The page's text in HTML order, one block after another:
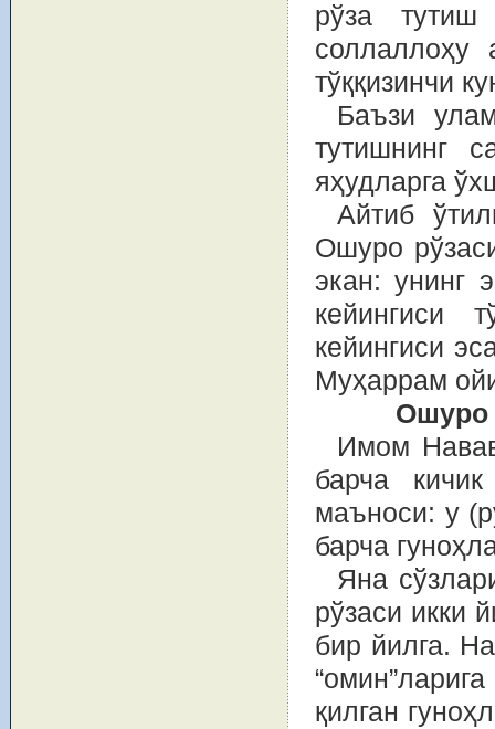
рўза тутиш
соллаллоҳу
тўққизинчи
Баъзи
тутишнинг
яҳудларга
Айтиб
Ошуро
экан: унинг
кейингиси
кейингиси
Муҳаррам
Ошуро
Имом
барча
маъноси: у
барча
Яна
рўзаси икки
бир йилга.
қилган